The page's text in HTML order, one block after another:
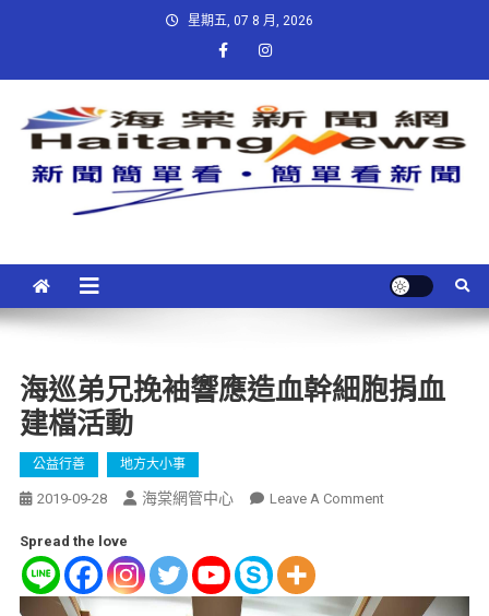
星期五, 07 8 月, 2026
海巡弟兄挽袖響應造血幹細胞捐血
建檔活動
公益行善 地方大小事
2019-09-28 海棠網管中心 Leave A Comment
Spread the love